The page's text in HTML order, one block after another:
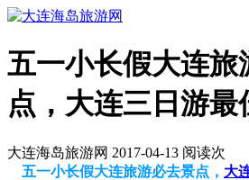
五一小长假大连旅
点，大连三日游最
大连海岛旅游网 2017-04-13 阅读次
五一小长假大连旅游必去景点， 大